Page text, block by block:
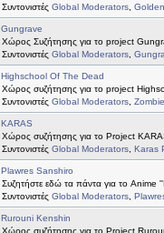
Συντονιστές Global Moderators
Gungrave
Χώρος Συζήτησης για το project
Συντονιστές Global Moderators
Highschool Of The Dead
Χώρος συζήτησης για το project
Συντονιστές Global Moderators
KARAS
Χώρος συζήτησης για το Project
Συντονιστές Global Moderators Karas
Plawres Sanshiro
Συζητήστε εδώ τα πάντα για το
Συντονιστές Global Moderators
Rurouni Kenshin
Χώρος συζήτησης για το Project